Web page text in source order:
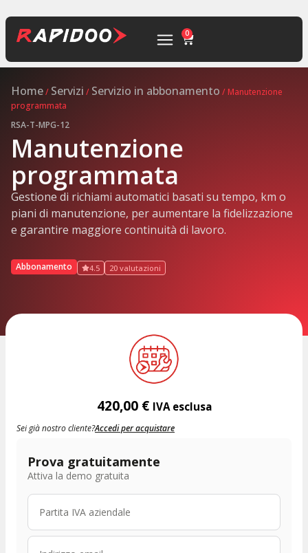
0
Home/ Servizi / Servizio in abbonamento / Manutenzione
programmata
RSA-T-MPG-12
Manutenzione
programmata
Gestione di richiami automatici basati su tempo, km o
piani di manutenzione, per aumentare la fidelizzazione
e garantire maggiore continuità di lavoro.
Abbonamento 4.5 20 valutazioni
420,00 € IVA esclusa
Sei già nostro cliente?Accedi per acquistare
Prova gratuitamente
Attiva la demo gratuita